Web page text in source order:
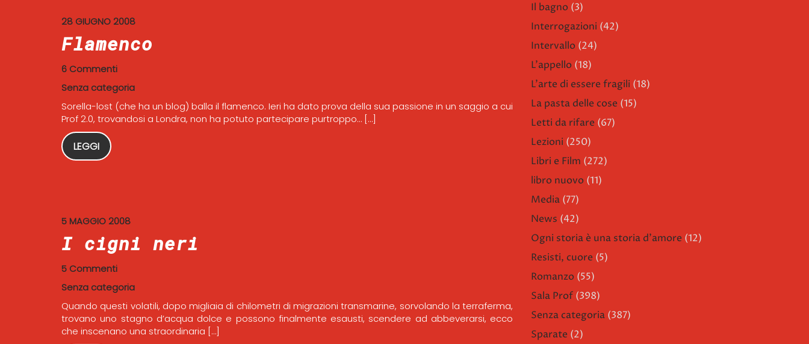
28 GIUGNO 2008
Flamenco
6 Commenti
Senza categoria
Sorella-lost (che ha un blog) balla il flamenco. Ieri ha dato prova della sua passione in un saggio a cui
Prof 2.0, trovandosi a Londra, non ha potuto partecipare purtroppo… […]
LEGGI
5 MAGGIO 2008
I cigni neri
5 Commenti
Senza categoria
Quando questi volatili, dopo migliaia di chilometri di migrazioni transmarine, sorvolando la terraferma,
trovano uno stagno d’acqua dolce e possono finalmente esausti, scendere ad abbeverarsi, ecco
che inscenano una straordinaria […]
Il bagno (3)
Interrogazioni (42)
Intervallo (24)
L'appello (18)
L'arte di essere fragili (18)
La pasta delle cose (15)
Letti da rifare (67)
Lezioni (250)
Libri e Film (272)
libro nuovo (11)
Media (77)
News (42)
Ogni storia è una storia d'amore (12)
Resisti, cuore (5)
Romanzo (55)
Sala Prof (398)
Senza categoria (387)
Sparate (2)